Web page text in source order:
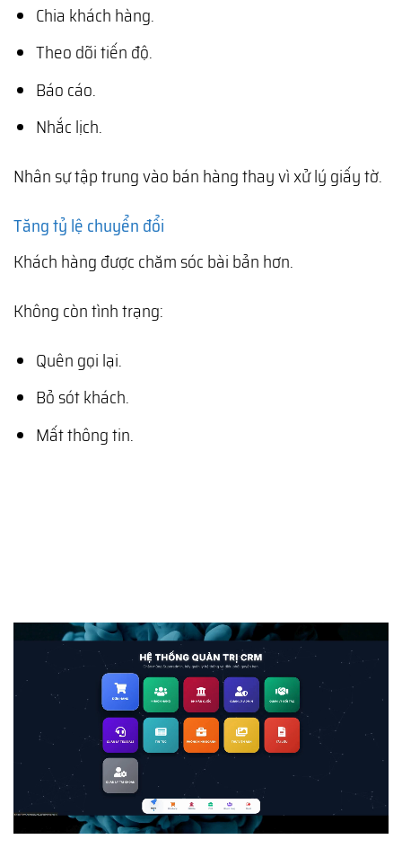
Chia khách hàng.
Theo dõi tiến độ.
Báo cáo.
Nhắc lịch.
Nhân sự tập trung vào bán hàng thay vì xử lý giấy tờ.
Tăng tỷ lệ chuyển đổi
Khách hàng được chăm sóc bài bản hơn.
Không còn tình trạng:
Quên gọi lại.
Bỏ sót khách.
Mất thông tin.